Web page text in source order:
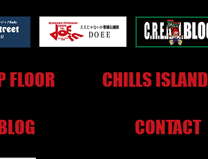
FLOOR CHILLS ISLAND
CONTACT